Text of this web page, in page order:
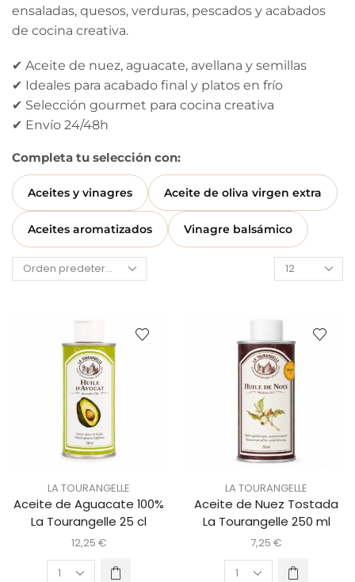
ensaladas, quesos, verduras, pescados y acabados
de cocina creativa.
✔ Aceite de nuez, aguacate, avellana y semillas
✔ Ideales para acabado final y platos en frío
✔ Selección gourmet para cocina creativa
✔ Envío 24/48h
Completa tu selección con:
Aceites y vinagres Aceite de oliva virgen extra
Aceites aromatizados Vinagre balsámico
LA TOURANGELLE
Aceite de Aguacate 100%
La Tourangelle 25 cl
12,25 €
LA TOURANGELLE
Aceite de Nuez Tostada
La Tourangelle 250 ml
7,25 €